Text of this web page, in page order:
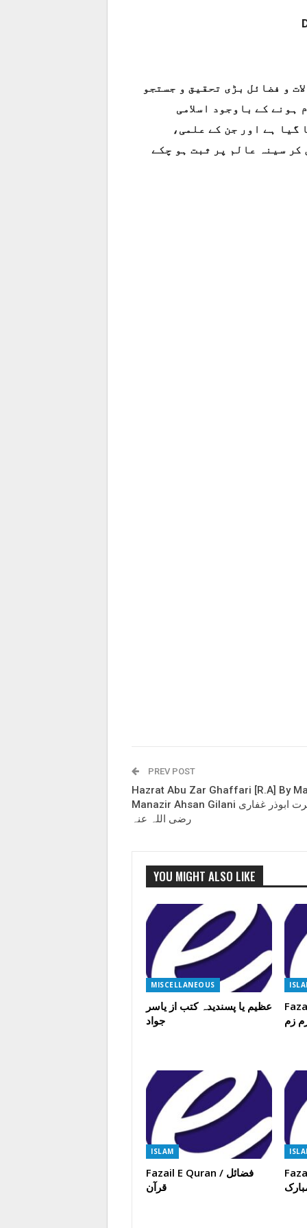
و فضائل بڑی تحقیق و جستجو
ہونے کے باوجود اسلامی
گیا ہے اور جن کے علمی،
کر سینہ عالم پر ثبت ہو چکے
PREV POST
Hazrat Abu Zar Ghaffari [R.A] By
Manazir Ahsan Gilani حضرت ابوذر غفاری
رضی اللہ عنہ
YOU MIGHT ALSO LIKE
MISCELLANEOUS
عظیم یا پسندیدہ کتب از یاسر
جواد
زم
ISLAM
Fazail E Quran / فضائل
قرآن